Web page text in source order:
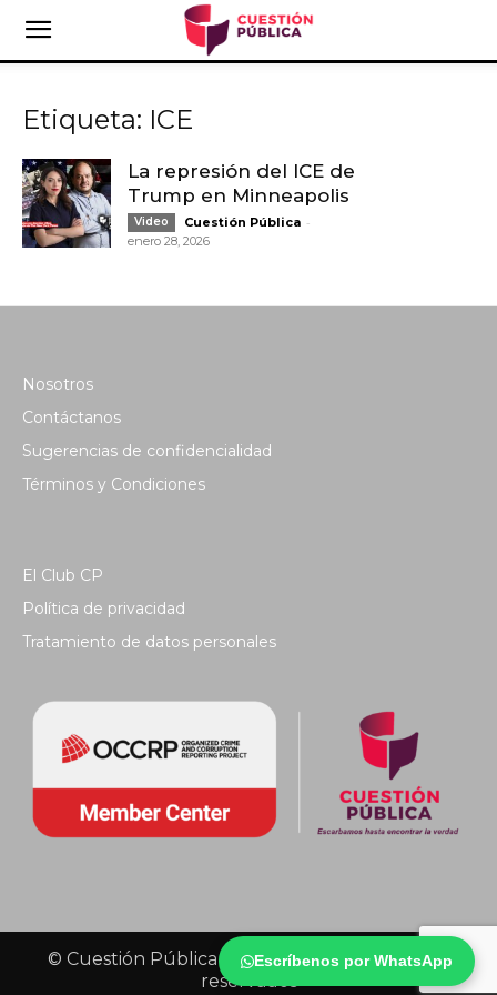
Escríbenos por WhatsApp
Etiqueta: ICE
La represión del ICE de
Trump en Minneapolis
Video Cuestión Pública -
enero 28, 2026
Nosotros
Contáctanos
Sugerencias de confidencialidad
Términos y Condiciones
El Club CP
Política de privacidad
Tratamiento de datos personales
© Cuestión Pública 2018 - Todos los derechos
reservados